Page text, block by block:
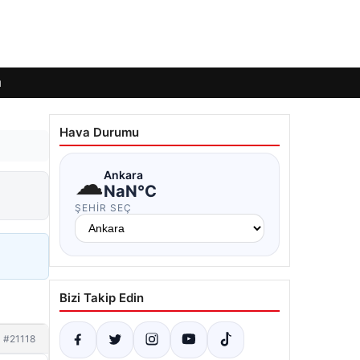
#21118
Hava Durumu
☁Ankara
NaN°C
ŞEHIR SEÇ
Bizi Takip Edin